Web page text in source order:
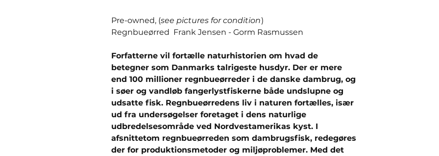
Pre-owned, (see pictures for condition)
Regnbueørred Frank Jensen - Gorm Rasmussen
Forfatterne vil fortælle naturhistorien om hvad de
betegner som Danmarks talrigeste husdyr. Der er mere
end 100 millioner regnbueørreder i de danske dambrug, og
i søer og vandløb fangerlystfiskerne både undslupne og
udsatte fisk. Regnbueørredens liv i naturen fortælles, især
ud fra undersøgelser foretaget i dens naturlige
udbredelsesområde ved Nordvestamerikas kyst. I
afsnittetom regnbueørreden som dambrugsfisk, redegøres
der for produktionsmetoder og miljøproblemer. Med det